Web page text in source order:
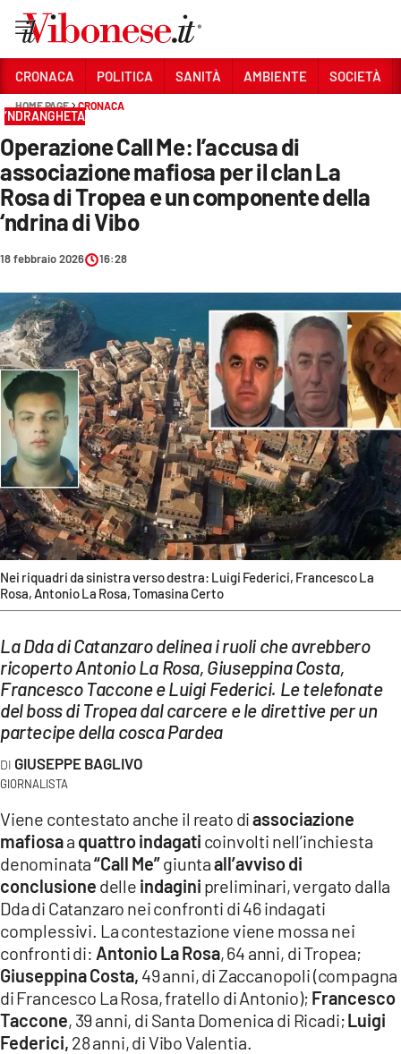
Sezioni
CRONACA
POLITICA
SANITÀ
AMBIENTE
SOCIETÀ
CULTURA
ECONOMIA E LAVORO
EVENTI
SPORT
Streaming
LAC TV
LAC NETWORK
LAC ONAIR
LaC
Network
LACPLAY.IT
LACTV.IT
LACONAIR.IT
LACITYMAG.IT
ILREGGINO.IT
COSENZACHANNEL.IT
ILVIBONESE.IT
CATANZAROCHANNEL.IT
LACAPITALENEWS.IT
CRONACA POLITICA SANITÀ AMBIENTE SOCIETÀ
HOME PAGE CRONACA
‘NDRANGHETA
Operazione Call Me: l’accusa di
associazione mafiosa per il clan La
Rosa di Tropea e un componente della
‘ndrina di Vibo
Nei riquadri da sinistra verso destra: Luigi Federici, Francesco La
Rosa, Antonio La Rosa, Tomasina Certo
18 febbraio 2026 16:28
La Dda di Catanzaro delinea i ruoli che avrebbero
ricoperto Antonio La Rosa, Giuseppina Costa,
Francesco Taccone e Luigi Federici. Le telefonate
del boss di Tropea dal carcere e le direttive per un
partecipe della cosca Pardea
GIUSEPPE BAGLIVO
GIORNALISTA
Viene contestato anche il reato diassociazione
mafiosaa quattro indagati coinvolti nell’inchiesta
denominata“Call Me”giuntaall’avviso di
conclusione delle indagini preliminari, vergato dalla
Dda di Catanzaro nei confronti di 46 indagati
complessivi. La contestazione viene mossa nei
confronti di: Antonio La Rosa, 64 anni, di Tropea;
Giuseppina Costa, 49 anni, di Zaccanopoli (compagna
di Francesco La Rosa, fratello di Antonio); Francesco
Taccone, 39 anni, di Santa Domenica di Ricadi;Luigi
Federici, 28 anni, di Vibo Valentia.